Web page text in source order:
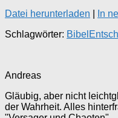
Datei herunterladen In
Schlagwörter: Bibel
Andreas
Gläubig, aber nicht
der Wahrheit. Alles